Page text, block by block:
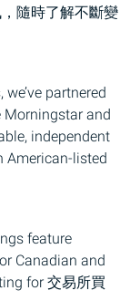
隨時了解不斷變
partnered
and
independent
American-listed
feature
Canadian and
for交易所買